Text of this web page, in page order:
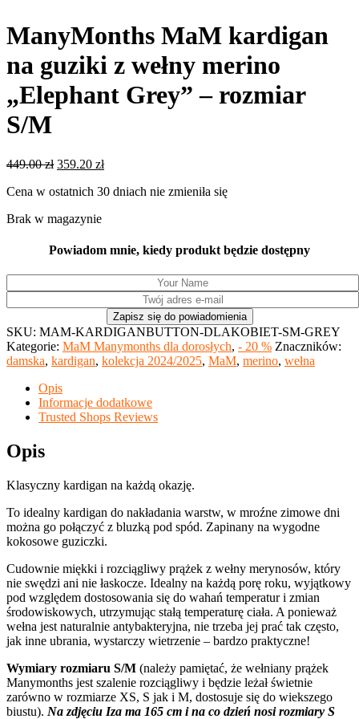
ManyMonths MaM kardigan
na guziki z wełny merino
„Elephant Grey” – rozmiar
S/M
449.00zł Pierwotna
wynosiła:
359.20 złAktualna
wynosi:
Cena w ostatnich 30 dniach nie zmieniła się
Brak w magazynie
Powiadom mnie, kiedy produkt będzie dostępny
SKU: MAM-KARDIGANBUTTON-DLAKOBIET-SM-GREY
Kategorie: MaM Manymonths dla dorosłych, - 20 % Znaczników:
damska, kardigan, kolekcja 2024/2025, MaM, merino, wełna
Opis
Informacje dodatkowe
Trusted Shops Reviews
Opis
Klasyczny kardigan na każdą okazję.
To idealny kardigan do nakładania warstw, w mroźne zimowe dni
można go połączyć z bluzką pod spód. Zapinany na wygodne
kokosowe guziczki.
Cudownie miękki i rozciągliwy prążek z wełny merynosów, który
nie swędzi ani nie łaskocze. Idealny na każdą porę roku, wyjątkowy
pod względem dostosowania się do wahań temperatur i zmian
środowiskowych, utrzymując stałą temperaturę ciała. A ponieważ
wełna jest naturalnie antybakteryjna, nie trzeba jej prać tak często,
jak inne ubrania, wystarczy wietrzenie – bardzo praktyczne!
Wymiary rozmiaru S/M (należy pamiętać, że wełniany prążek
Manymonths jest szalenie rozciągliwy i będzie leżał świetnie
zarówno w rozmiarze XS, S jak i M, dostosuje się do wiekszego
biustu). Na zdjęciu Iza ma 165 cm i na co dzień nosi rozmiary S